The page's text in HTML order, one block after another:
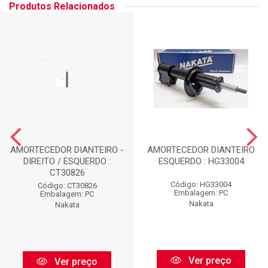
Produtos Relacionados
AMORTECEDOR DIANTEIRO -
DIREITO / ESQUERDO :
CT30826
Código: CT30826
Embalagem: PC
Nakata
Ver preço
AMORTECEDOR DIANTEIRO
ESQUERDO : HG33004
Código: HG33004
Embalagem: PC
Nakata
Ver preço